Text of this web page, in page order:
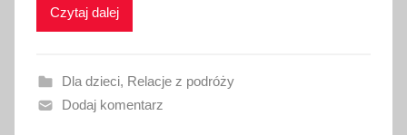
a
n
Czytaj dalej
Dla dzieci, Relacje z podróży
Dodaj komentarz